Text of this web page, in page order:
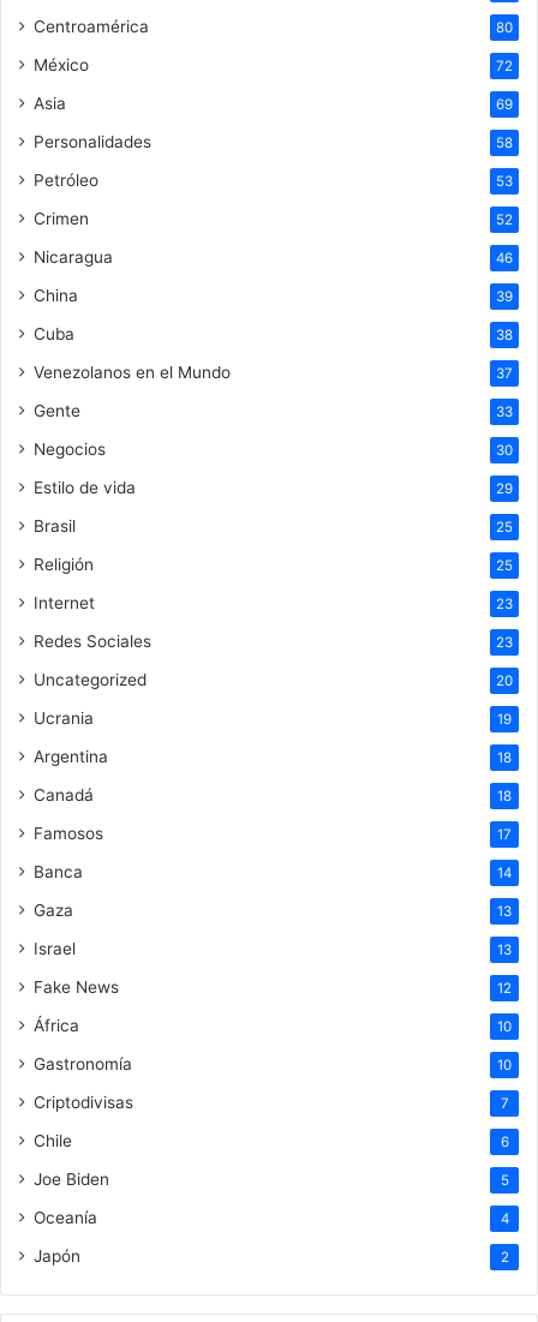
Centroamérica 80
México 72
Asia 69
Personalidades 58
Petróleo 53
Crimen 52
Nicaragua 46
China 39
Cuba 38
Venezolanos en el Mundo 37
Gente 33
Negocios 30
Estilo de vida 29
Brasil 25
Religión 25
Internet 23
Redes Sociales 23
Uncategorized 20
Ucrania 19
Argentina 18
Canadá 18
Famosos 17
Banca 14
Gaza 13
Israel 13
Fake News 12
África 10
Gastronomía 10
Criptodivisas 7
Chile 6
Joe Biden 5
Oceanía 4
Japón 2